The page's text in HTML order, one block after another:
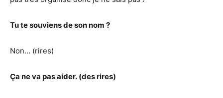
Tu te souviens de son nom ?
Non… (rires)
Ça ne va pas aider. (des rires)